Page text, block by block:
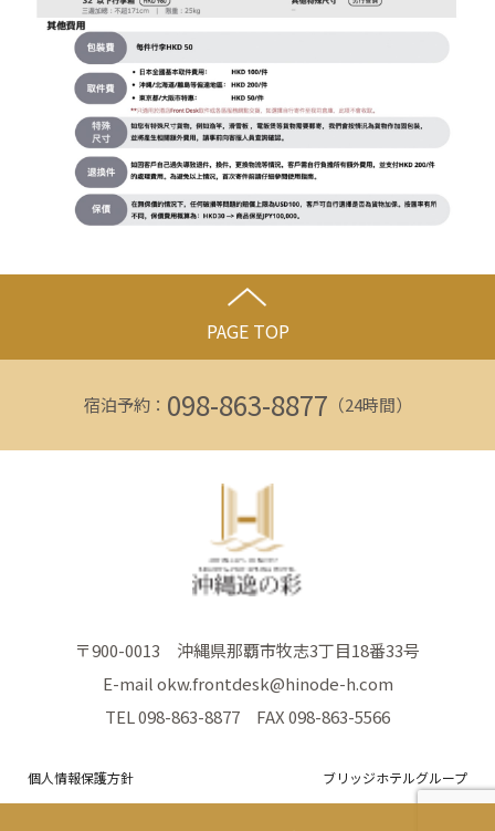
PAGE TOP
宿泊予約： 098-863-8877 （24時間）
〒900-0013 沖縄県那覇市牧志3丁目18番33号
E-mail okw.frontdesk@hinode-h.com
TEL 098-863-8877 FAX 098-863-5566
個人情報保護方針 ブリッジホテルグループ